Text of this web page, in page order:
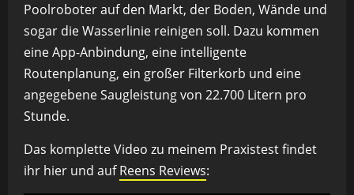
Poolroboter auf den Markt, der Boden, Wände und
sogar die Wasserlinie reinigen soll. Dazu kommen
eine App-Anbindung, eine intelligente
Routenplanung, ein großer Filterkorb und eine
angegebene Saugleistung von 22.700 Litern pro
Stunde.
Das komplette Video zu meinem Praxistest findet
ihr hier und aufReens Reviews: